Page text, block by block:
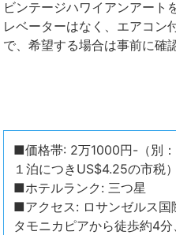
ビンテージハワイアンアート
レベーターはなく、エアコン
で、希望する場合は事前に確
■価格帯: 2万1000円-（別：
１泊につきUS$4.25の市税）
■ホテルランク: 三つ星
■アクセス: ロサンゼルス国
タモニカピアから徒歩約4